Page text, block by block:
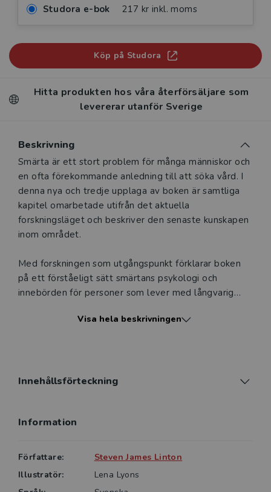
Studora e-bok 217 kr inkl. moms
Köp på Studora
Hitta produkten hos våra återförsäljare som
levererar utanför Sverige
Beskrivning
Beskrivning
Smärta är ett stort problem för många människor och
en ofta förekommande anledning till att söka vård. I
denna nya och tredje upplaga av boken är samtliga
kapitel omarbetade utifrån det aktuella
forskningsläget och beskriver den senaste kunskapen
inom området.
Med forskningen som utgångspunkt förklarar boken
på ett förståeligt sätt smärtans psykologi och
innebörden för personer som lever med långvarig
förklarande bildmaterial ger boken en ovärderlig
universitets- och högskolestuderande som
Visa hela beskrivningen
Innehållsförteckning
Information
Författare:
Steven James Linton
Illustratör:
Lena Lyons